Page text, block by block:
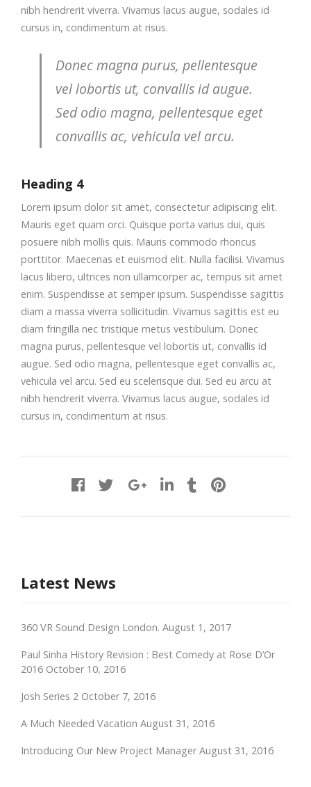
nibh hendrerit viverra. Vivamus lacus augue, sodales id
cursus in, condimentum at risus.
Donec magna purus, pellentesque
vel lobortis ut, convallis id augue.
Sed odio magna, pellentesque eget
convallis ac, vehicula vel arcu.
Heading 4
Lorem ipsum dolor sit amet, consectetur adipiscing elit.
Mauris eget quam orci. Quisque porta varius dui, quis
posuere nibh mollis quis. Mauris commodo rhoncus
porttitor. Maecenas et euismod elit. Nulla facilisi. Vivamus
lacus libero, ultrices non ullamcorper ac, tempus sit amet
enim. Suspendisse at semper ipsum. Suspendisse sagittis
diam a massa viverra sollicitudin. Vivamus sagittis est eu
diam fringilla nec tristique metus vestibulum. Donec
magna purus, pellentesque vel lobortis ut, convallis id
augue. Sed odio magna, pellentesque eget convallis ac,
vehicula vel arcu. Sed eu scelerisque dui. Sed eu arcu at
nibh hendrerit viverra. Vivamus lacus augue, sodales id
cursus in, condimentum at risus.
Latest News
360 VR Sound Design London. August 1, 2017
Paul Sinha History Revision : Best Comedy at Rose D’Or
2016 October 10, 2016
Josh Series 2 October 7, 2016
A Much Needed Vacation August 31, 2016
Introducing Our New Project Manager August 31, 2016